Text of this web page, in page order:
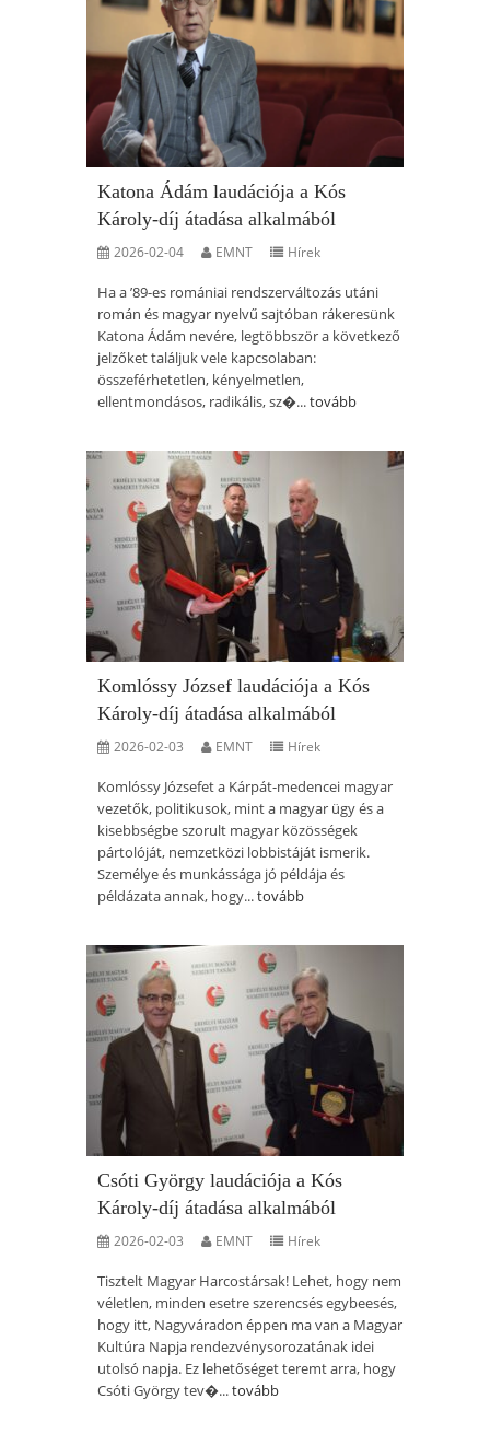
Katona Ádám laudációja a Kós
Károly-díj átadása alkalmából
2026-02-04 EMNT Hírek
Ha a ’89-es romániai rendszerváltozás utáni
román és magyar nyelvű sajtóban rákeresünk
Katona Ádám nevére, legtöbbször a következő
jelzőket találjuk vele kapcsolaban:
összeférhetetlen, kényelmetlen,
ellentmondásos, radikális, sz�...tovább
Komlóssy József laudációja a Kós
Károly-díj átadása alkalmából
2026-02-03 EMNT Hírek
Komlóssy Józsefet a Kárpát-medencei magyar
vezetők, politikusok, mint a magyar ügy és a
kisebbségbe szorult magyar közösségek
pártolóját, nemzetközi lobbistáját ismerik.
Személye és munkássága jó példája és
példázata annak, hogy...tovább
Csóti György laudációja a Kós
Károly-díj átadása alkalmából
2026-02-03 EMNT Hírek
Tisztelt Magyar Harcostársak! Lehet, hogy nem
véletlen, minden esetre szerencsés egybeesés,
hogy itt, Nagyváradon éppen ma van a Magyar
Kultúra Napja rendezvénysorozatának idei
utolsó napja. Ez lehetőséget teremt arra, hogy
Csóti György tev�...tovább